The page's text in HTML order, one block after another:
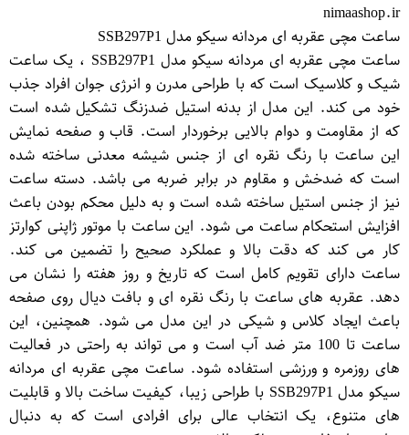
nimaashop.ir
ساعت مچی عقربه ای مردانه سیکو مدل SSB297P1
ساعت مچی عقربه ای مردانه سیکو مدل SSB297P1 ، یک ساعت
شیک و کلاسیک است که با طراحی مدرن و انرژی جوان افراد جذب
خود می کند. این مدل از بدنه استیل ضدزنگ تشکیل شده است
که از مقاومت و دوام بالایی برخوردار است. قاب و صفحه نمایش
این ساعت با رنگ نقره ای از جنس شیشه معدنی ساخته شده
است که ضدخش و مقاوم در برابر ضربه می باشد. دسته ساعت
نیز از جنس استیل ساخته شده است و به دلیل محکم بودن باعث
افزایش استحکام ساعت می شود. این ساعت با موتور ژاپنی کوارتز
کار می کند که دقت بالا و عملکرد صحیح را تضمین می کند.
ساعت دارای تقویم کامل است که تاریخ و روز هفته را نشان می
دهد. عقربه های ساعت با رنگ نقره ای و بافت دیال روی صفحه
باعث ایجاد کلاس و شیکی در این مدل می شود. همچنین، این
ساعت تا 100 متر ضد آب است و می تواند به راحتی در فعالیت
های روزمره و ورزشی استفاده شود. ساعت مچی عقربه ای مردانه
سیکو مدل SSB297P1 با طراحی زیبا، کیفیت ساخت بالا و قابلیت
های متنوع، یک انتخاب عالی برای افرادی است که به دنبال